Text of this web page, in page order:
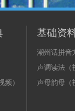
频）
基础资
潮州话拼音
声调读法（
声母韵母（